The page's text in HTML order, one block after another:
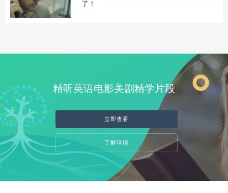
了！
精听英语电影美剧精学片段
立即查看
了解详情